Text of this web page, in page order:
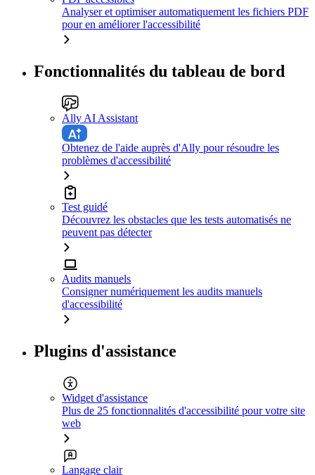
Analyser et optimiser automatiquement les fichiers PDF
pour en améliorer l'accessibilité
Fonctionnalités du tableau de bord
Ally AI Assistant
Obtenez de l'aide auprès d'Ally pour résoudre les
problèmes d'accessibilité
Test guidé
Découvrez les obstacles que les tests automatisés ne
peuvent pas détecter
Audits manuels
Consigner numériquement les audits manuels
d'accessibilité
Plugins d'assistance
Widget d'assistance
Plus de 25 fonctionnalités d'accessibilité pour votre site
web
Langage clair